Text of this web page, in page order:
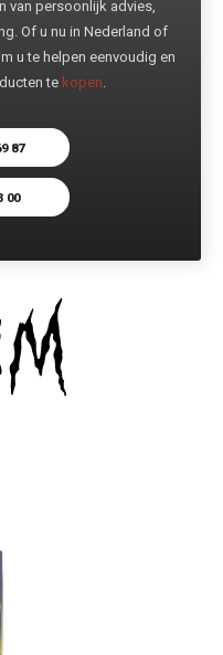
van persoonlijk advies,
Of u nu in Nederland of
u te helpen eenvoudig en
te kopen.
87
00